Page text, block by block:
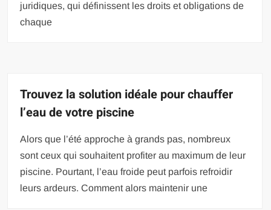
juridiques, qui définissent les droits et obligations de
chaque
Trouvez la solution idéale pour chauffer
l’eau de votre piscine
Alors que l’été approche à grands pas, nombreux
sont ceux qui souhaitent profiter au maximum de leur
piscine. Pourtant, l’eau froide peut parfois refroidir
leurs ardeurs. Comment alors maintenir une